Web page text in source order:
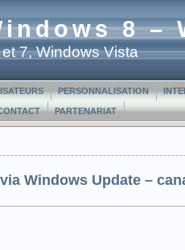
8 –
7, Windows Vista
PERSONNALISATION
PARTENARIAT
Windows Update –